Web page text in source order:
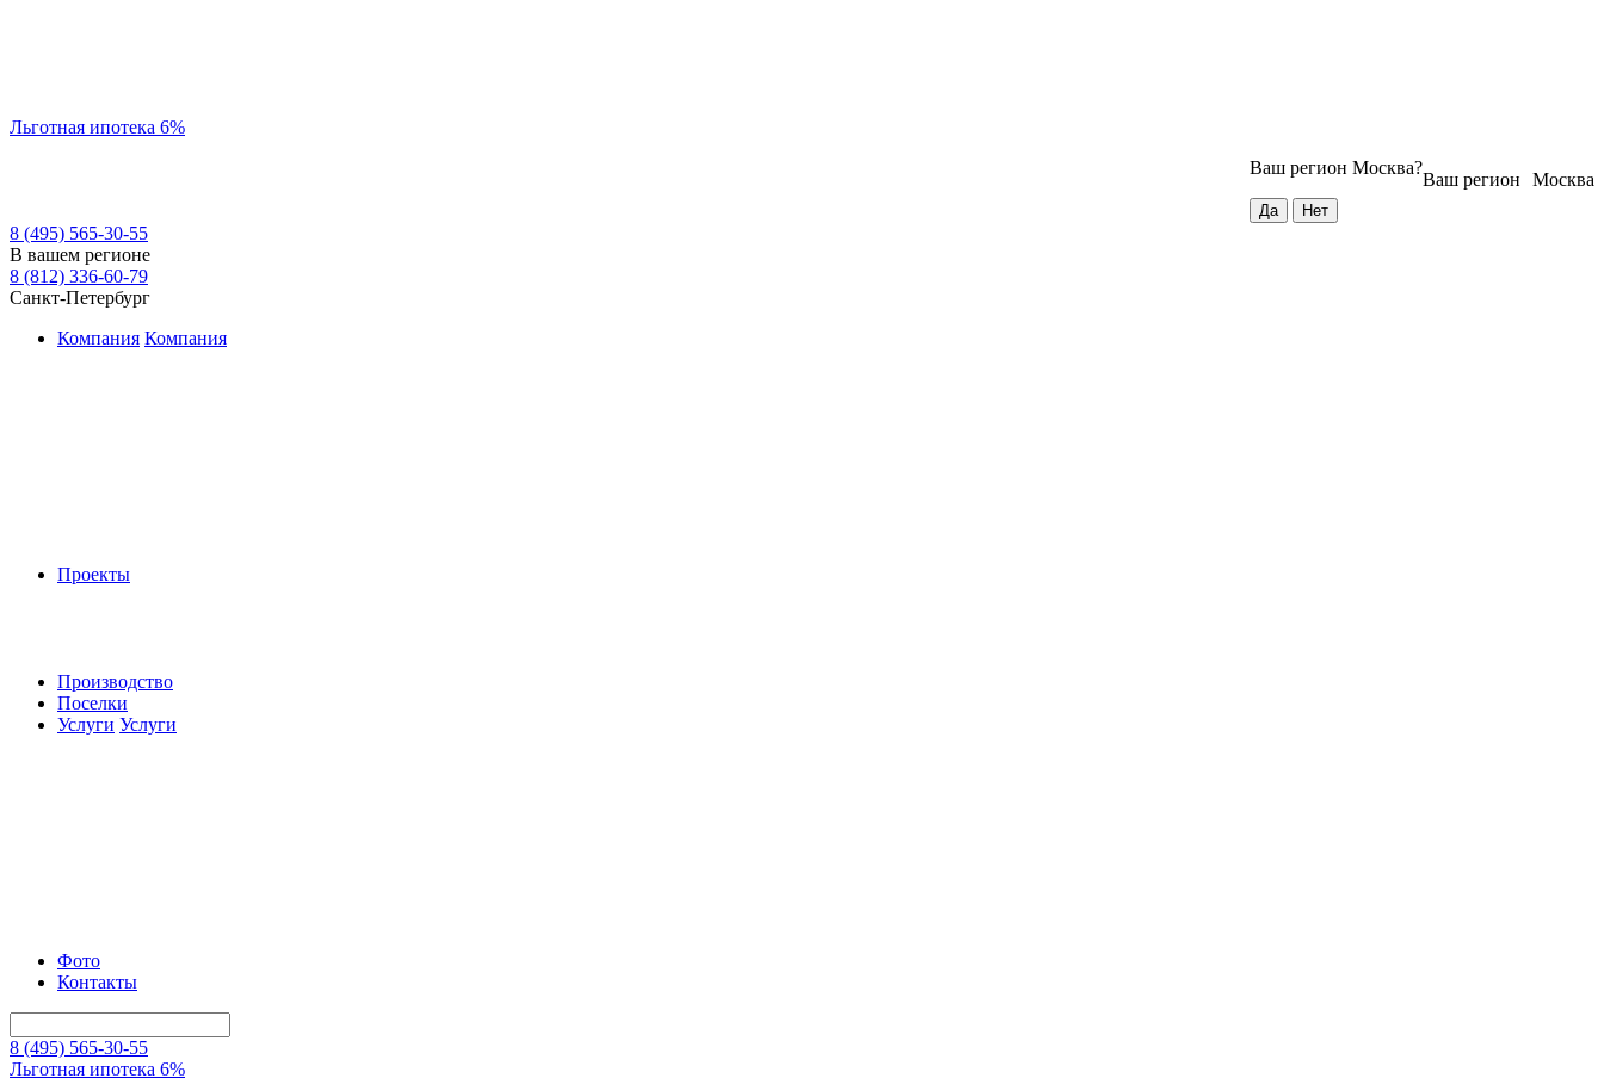
Льготная ипотека 6%
Москва
Ваш регион
Ваш регион Москва?
8 (495) 565-30-55
В вашем регионе
8 (812) 336-60-79
Санкт-Петербург
Компания Компания
Проекты
Производство
Поселки
Услуги Услуги
Фото
Контакты
8 (495) 565-30-55
Льготная ипотека 6%